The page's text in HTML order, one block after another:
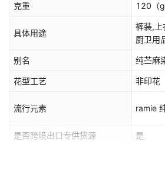
克重 120 （
具体用途
裤装,上
厨卫用
别名 纯苎麻
花型工艺 非印花
流行元素 ramie
是否跨境出口专供货源 是